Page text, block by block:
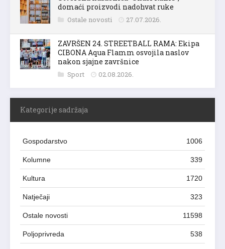
domaći proizvodi nadohvat ruke
Ostale novosti 27.07.2026.
ZAVRŠEN 24. STREETBALL RAMA: Ekipa
CIBONA Aqua Flamm osvojila naslov
nakon sjajne završnice
Sport 02.08.2026.
Kategorije sadržaja
Gospodarstvo 1006
Kolumne 339
Kultura 1720
Natječaji 323
Ostale novosti 11598
Poljoprivreda 538